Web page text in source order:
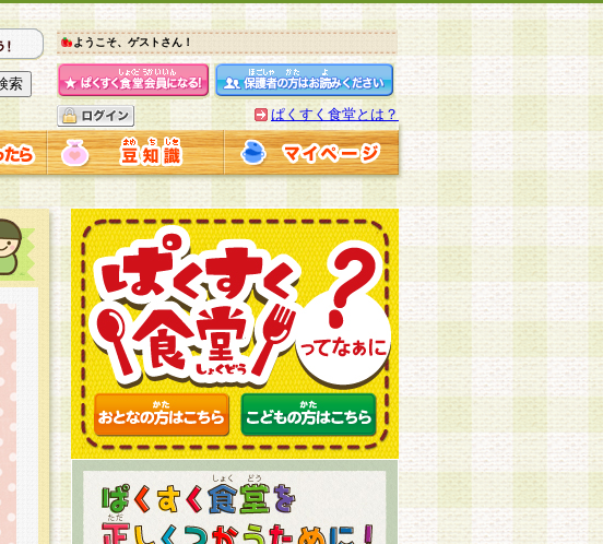
ようこそ、ゲストさん！
ぱくすく食堂とは？